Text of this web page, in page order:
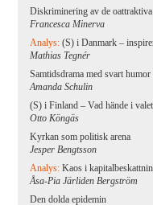
Diskriminering av de
Francesca Minerva
Analys:(S) i Danmark –
Mathias Tegnér
Samtidsdrama med svart
Amanda Schulin
(S) i Finland – Vad hände i
Otto Köngäs
Kyrkan som politisk arena
Jesper Bengtsson
Analys:Kaos i
Åsa-Pia Järliden Bergström
Den dolda epidemin